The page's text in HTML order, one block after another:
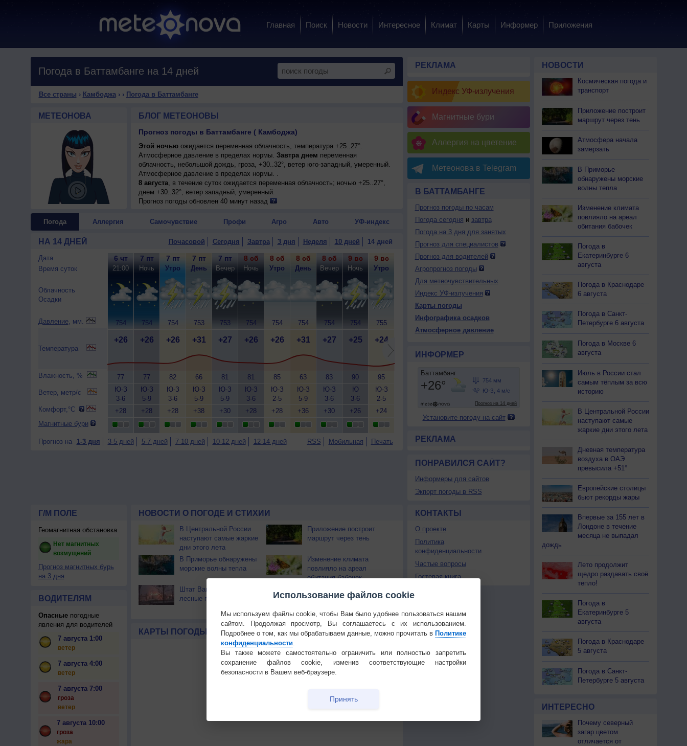
Главная Поиск Новости Интересное Климат Карты Информер Приложения
Погода в Баттамбанге на 14 дней
Все страны › Камбоджа› › Погода в Баттамбанге
МЕТЕОНОВА БЛОГ МЕТЕОНОВЫ
Прогноз погоды в Баттамбанге ( Камбоджа)
Этой ночьюожидается переменная облачность, температура +25..27°.
Атмосферное давление в пределах нормы. Завтра днем переменная
облачность, небольшой дождь, гроза, +30..32°, ветер юго-западный, умеренный.
Атмосферное давление в пределах нормы. .
8 августа, в течение суток ожидается переменная облачность; ночью +25..27°,
днем +30..32°, ветер западный, умеренный.
Прогноз погоды обновлен 40 минут назад
Погода Аллергия Самочувствие Профи Агро Авто УФ-индекс
НА 14 ДНЕЙ Почасовой Сегодня Завтра 3 дня Неделя 10 дней 14 дней
Дата
Время суток
Облачность
Осадки
Давление, мм.
Температура
Влажность, %
Ветер, метр/с
Комфорт,°C
Магнитные бури
6 чт
21:00
754
+26
77
Ю-З
3-6
+28
7 пт
Ночь
754
+26
77
Ю-З
5-9
+28
7 пт
Утро
754
+26
82
Ю-З
3-6
+28
7 пт
День
753
+31
66
Ю-З
5-9
+38
7 пт
Вечер
753
+27
81
Ю-З
5-9
+30
8 сб
Ночь
754
+26
81
Ю-З
3-6
+28
8 сб
Утро
754
+26
85
Ю-З
2-5
+28
8 сб
День
754
+31
63
Ю-З
5-9
+36
8 сб
Вечер
754
+27
83
Ю-З
3-6
+30
9 вс
Ночь
754
+25
90
Ю
3-6
+26
9 вс
Утро
755
+24
95
Ю-З
2-5
+24
9 вс
День
9 вс
Вечер
754
87
Ю-З
10 пн
Ночь
754
85
10 пн
Утро
754
87
Ю-З
Ю-З
+26
Ю-З
11 вт
753
+25
84
Ю-З
+26
11 вт
Утро
753
88
Ю-З
+26
11 вт
753
+28
77
+32
753
+25
88
+25
Прогноз на 1-3 дня 3-5 дней 5-7 дней 7-10 дней 10-12 дней 12-14 дней RSS Мобильная Печать
Г/М ПОЛЕ
Геомагнитная обстановка
Нет магнитных
возмущений
Прогноз магнитных бурь
на 3 дня
ВОДИТЕЛЯМ
Опасныепогодные
явления для водителей
7 августа 1:00
ветер
7 августа 4:00
ветер
7 августа 7:00
гроза
ветер
7 августа 10:00
гроза
жара
НОВОСТИ О ПОГОДЕ И СТИХИИ
В Центральной России
наступают самые жаркие
дни этого лета
Приложение построит
маршрут через тень
В Приморье обнаружены
морские волны тепла
Изменение климата
повлияло на ареал
обитания бабочек
Штат Вашингтон охватили
лесные пожары
КАРТЫ ПОГОДЫ Температура Облачность Осадки
РЕКЛАМА
Индекс УФ-излучения
Магнитные бури
Аллергия на цветение
Метеонова в Telegram
В БАТТАМБАНГЕ
Прогноз погоды по часам
Погода сегодня и завтра
Погода на 3 дня для занятых
Прогноз для специалистов
Прогноз для водителей
Агропрогноз погоды
Для метеочувствительных
Индекс УФ-излучения
Карты погоды
Инфографика осадков
Атмосферное давление
ИНФОРМЕР
Установите погоду на сайт
РЕКЛАМА
ПОНРАВИЛСЯ САЙТ?
Информеры для сайтов
Экпорт погоды в RSS
КОНТАКТЫ
О проекте
Политика
конфиденциальности
Частые вопросы
Гостевая книга
НОВОСТИ
Космическая погода и
транспорт
Приложение построит
маршрут через тень
Атмосфера начала
замерзать
В Приморье
обнаружены морские
волны тепла
Изменение климата
повлияло на ареал
обитания бабочек
Погода в
Екатеринбурге 6
августа
Погода в Краснодаре
6 августа
Погода в Санкт-
Петербурге 6 августа
Погода в Москве 6
августа
Июль в России стал
самым тёплым за всю
историю
В Центральной России
наступают самые
жаркие дни этого лета
Дневная температура
воздуха в ОАЭ
превысила +51°
Европейские столицы
бьют рекорды жары
Впервые за 155 лет в
Лондоне в течение
месяца не выпадал
дождь
Лето продолжит
щедро раздавать своё
тепло!
Погода в
Екатеринбурге 5
августа
Погода в Краснодаре
5 августа
Погода в Санкт-
Петербурге 5 августа
ИНТЕРЕСНО
Почему северный
загар цветом
отличается от
Использование файлов cookie
Мы используем файлы cookie, чтобы Вам было удобнее пользоваться нашим
сайтом. Продолжая просмотр, Вы соглашаетесь с их использованием.
Подробнее о том, как мы обрабатываем данные, можно прочитать в Политике
конфиденциальности.
Вы также можете самостоятельно ограничить или полностью запретить
сохранение файлов cookie, изменив соответствующие настройки
безопасности в Вашем веб-браузере.
Принять